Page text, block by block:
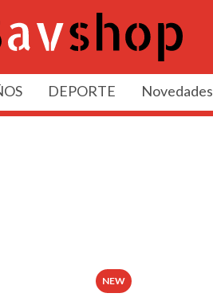
DEPORTE Novedades
NEW